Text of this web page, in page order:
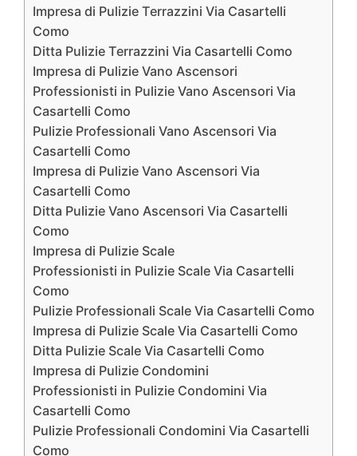
Impresa di Pulizie Terrazzini Via Casartelli
Como
Ditta Pulizie Terrazzini Via Casartelli Como
Impresa di Pulizie Vano Ascensori
Professionisti in Pulizie Vano Ascensori Via
Casartelli Como
Pulizie Professionali Vano Ascensori Via
Casartelli Como
Impresa di Pulizie Vano Ascensori Via
Casartelli Como
Ditta Pulizie Vano Ascensori Via Casartelli
Como
Impresa di Pulizie Scale
Professionisti in Pulizie Scale Via Casartelli
Como
Pulizie Professionali Scale Via Casartelli Como
Impresa di Pulizie Scale Via Casartelli Como
Ditta Pulizie Scale Via Casartelli Como
Impresa di Pulizie Condomini
Professionisti in Pulizie Condomini Via
Casartelli Como
Pulizie Professionali Condomini Via Casartelli
Como